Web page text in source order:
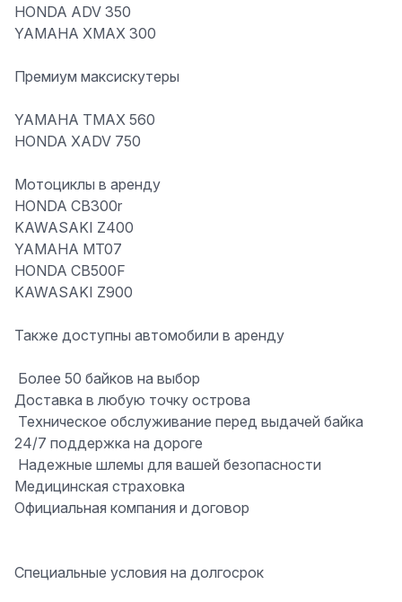
HONDA ADV 350
YAMAHA XMAX 300
️Премиум максискутеры
YAMAHA TMAX 560
HONDA XADV 750
Мотоциклы в аренду
HONDA CB300r
KAWASAKI Z400
YAMAHA MT07
HONDA CB500F
KAWASAKI Z900
Также доступны автомобили в аренду
️ Более 50 байков на выбор
Доставка в любую точку острова
️ Техническое обслуживание перед выдачей байка
24/7 поддержка на дороге
️ Надежные шлемы для вашей безопасности
Медицинская страховка
Официальная компания и договор
Специальные условия на долгосрок